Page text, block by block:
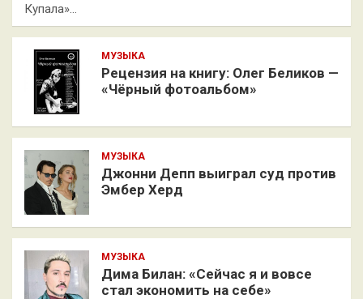
Купала»…
МУЗЫКА
Рецензия на книгу: Олег Беликов —
«Чёрный фотоальбом»
МУЗЫКА
Джонни Депп выиграл суд против
Эмбер Херд
МУЗЫКА
Дима Билан: «Сейчас я и вовсе
стал экономить на себе»